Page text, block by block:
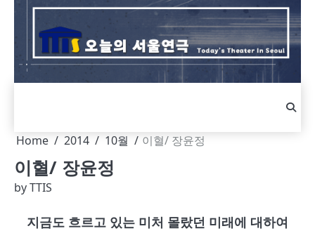
Skip
content
Home 2014 10월 이혈/ 장윤정
이혈/ 장윤정
byTTIS
지금도 흐르고 있는 미처 몰랐던 미래에 대하여